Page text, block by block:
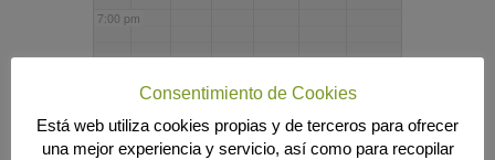
7:00 pm
9:00 pm
Consentimiento de Cookies
Está web utiliza cookies propias y de terceros para ofrecer
una mejor experiencia y servicio, así como para recopilar